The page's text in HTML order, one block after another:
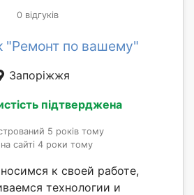
0 відгуків
"Ремонт по вашему"
Запоріжжя
підтверджена
5 років тому
сайті 4 роки тому
к своей работе,
технологии и